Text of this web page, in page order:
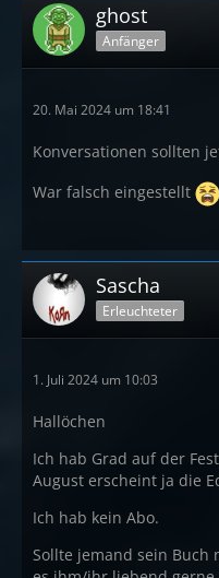
ghost
Anfänger
20. Mai 2024 um 18:41
Konversationen sollten
War falsch eingestellt
Sascha
Erleuchteter
1. Juli 2024 um 10:03
Hallöchen
Ich hab Grad auf der
August erscheint ja die
Ich hab kein Abo.
Sollte jemand sein Buch